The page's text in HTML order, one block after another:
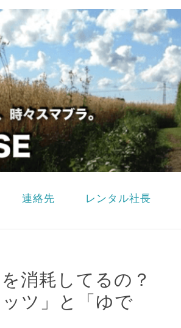
連絡先 レンタル社長
消耗してるの？
ツ」と「ゆで